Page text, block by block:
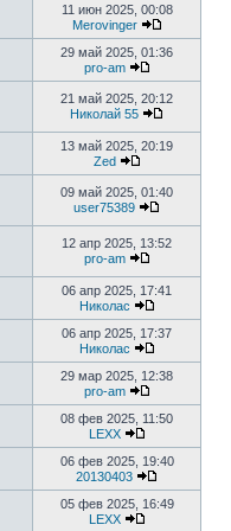
11 июн 2025, 00:08
Merovinger
29 май 2025, 01:36
pro-am
21 май 2025, 20:12
Николай 55
13 май 2025, 20:19
Zed
09 май 2025, 01:40
user75389
12 апр 2025, 13:52
pro-am
06 апр 2025, 17:41
Николас
06 апр 2025, 17:37
Николас
29 мар 2025, 12:38
pro-am
08 фев 2025, 11:50
LEXX
06 фев 2025, 19:40
20130403
05 фев 2025, 16:49
LEXX